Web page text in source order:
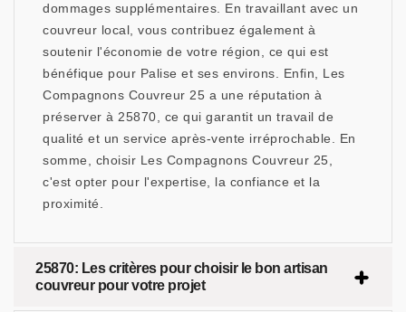
dommages supplémentaires. En travaillant avec un
couvreur local, vous contribuez également à
soutenir l'économie de votre région, ce qui est
bénéfique pour Palise et ses environs. Enfin, Les
Compagnons Couvreur 25 a une réputation à
préserver à 25870, ce qui garantit un travail de
qualité et un service après-vente irréprochable. En
somme, choisir Les Compagnons Couvreur 25,
c'est opter pour l'expertise, la confiance et la
proximité.
25870: Les critères pour choisir le bon artisan
couvreur pour votre projet